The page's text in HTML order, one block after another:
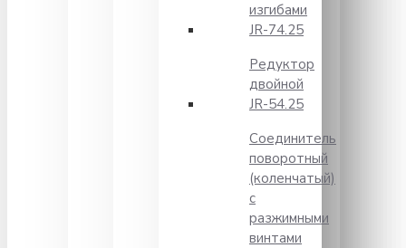
изгибами
JR-74.25
Редуктор
двойной
JR-54.25
Соединитель
поворотный
(коленчатый)
с
разжимными
винтами